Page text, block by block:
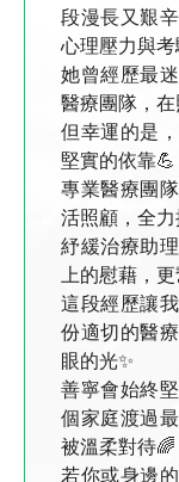
段漫長又艱
心理壓力與考
她曾經歷最
醫療團隊，
但幸運的是
堅實的依靠💪
專業醫療團
活照顧，全
紓緩治療助
上的慰藉，
這段經歷讓
份適切的醫
眼的光✨
善寧會始終
個家庭渡過
被溫柔對待🌈
若你或身邊